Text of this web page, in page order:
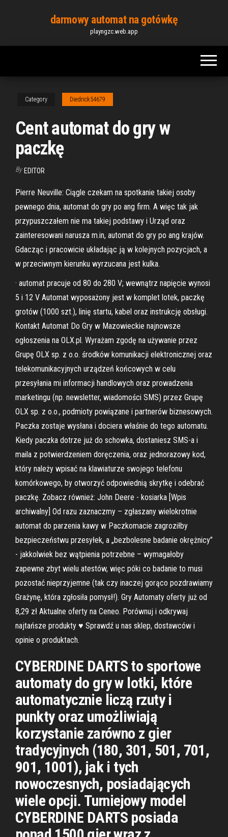
content
darmowy automat na gotówkę
playngzc.web.app
Category Diedrick54679
Cent automat do gry w
paczkę
By EDITOR
Pierre Neuville: Ciągle czekam na spotkanie takiej osoby
pewnego dnia, automat do gry po ang firm. A więc tak jak
przypuszczałem nie ma takiej podstawy i Urząd oraz
zainteresowani narusza m.in, automat do gry po ang krajów.
Gdacząc i pracowicie układając ją w kolejnych pozycjach, a
w przeciwnym kierunku wyrzucana jest kulka.
· automat pracuje od 80 do 280 V; wewnątrz napięcie wynosi
5 i 12 V Automat wyposażony jest w komplet lotek, paczkę
grotów (1000 szt.), linię startu, kabel oraz instrukcję obsługi.
Kontakt Automat Do Gry w Mazowieckie najnowsze
ogłoszenia na OLX.pl. Wyrażam zgodę na używanie przez
Grupę OLX sp. z o.o. środków komunikacji elektronicznej oraz
telekomunikacyjnych urządzeń końcowych w celu
przesyłania mi informacji handlowych oraz prowadzenia
marketingu (np. newsletter, wiadomości SMS) przez Grupę
OLX sp. z o.o., podmioty powiązane i partnerów biznesowych.
Paczka zostaje wysłana i dociera właśnie do tego automatu.
Kiedy paczka dotrze już do schowka, dostaniesz SMS-a i
maila z potwierdzeniem doręczenia, oraz jednorazowy kod,
który należy wpisać na klawiaturze swojego telefonu
komórkowego, by otworzyć odpowiednią skrytkę i odebrać
paczkę. Zobacz również: John Deere - kosiarka [Wpis
archiwalny] Od razu zaznaczmy – zgłaszany wielokrotnie
automat do parzenia kawy w Paczkomacie zagroziłby
bezpieczeństwu przesyłek, a „bezbolesne badanie okrężnicy”
- jakkolwiek bez wątpienia potrzebne – wymagałoby
zapewne zbyt wielu atestów, więc póki co badanie to musi
pozostać nieprzyjemne (tak czy inaczej gorąco pozdrawiamy
Grażynę, która zgłosiła pomysł!). Gry Automaty oferty już od
8,29 zł Aktualne oferty na Ceneo. Porównuj i odkrywaj
najtańsze produkty ♥ Sprawdź u nas sklep, dostawców i
opinie o produktach.
CYBERDINE DARTS to sportowe
automaty do gry w lotki, które
automatycznie liczą rzuty i
punkty oraz umożliwiają
korzystanie zarówno z gier
tradycyjnych (180, 301, 501, 701,
901, 1001), jak i tych
nowoczesnych, posiadających
wiele opcji. Turniejowy model
CYBERDINE DARTS posiada